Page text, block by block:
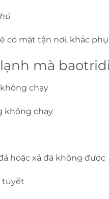
có mặt tận nơi, khắc
mà
chạy
không chạy
hoặc xả đá không được
tuyết